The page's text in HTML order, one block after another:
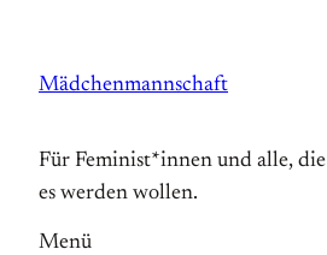
springen
Mädchenmannschaft
Für Feminist*innen und alle, die
es werden wollen.
Menü